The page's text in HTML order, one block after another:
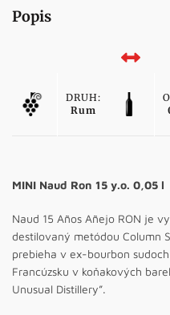
Popis
DRUH:
Rum
MINI Naud Ron 15 y.o. 0,05 l
Naud 15 Años Añejo RON je
destilovaný metódou Column
prebieha v ex-bourbon
Francúzsku v koňakových
Unusual Distillery”.